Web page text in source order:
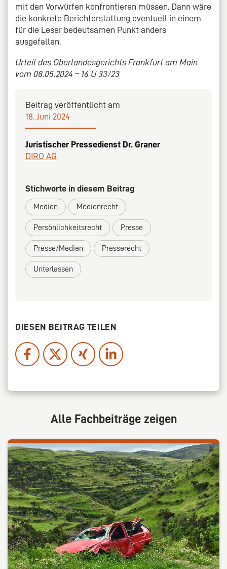
mit den Vorwürfen konfrontieren müssen. Dann wäre
die konkrete Berichterstattung eventuell in einem
für die Leser bedeutsamen Punkt anders
ausgefallen.
Urteil des Oberlandesgerichts Frankfurt am Main
vom 08.05.2024 – 16 U 33/23
Beitrag veröffentlicht am
18. Juni 2024
Juristischer Pressedienst Dr. Graner
DIRO AG
Stichworte in diesem Beitrag
Medien Medienrecht
Persönlichkeitsrecht Presse
Presse/Medien Presserecht
Unterlassen
DIESEN BEITRAG TEILEN
Alle Fachbeiträge zeigen